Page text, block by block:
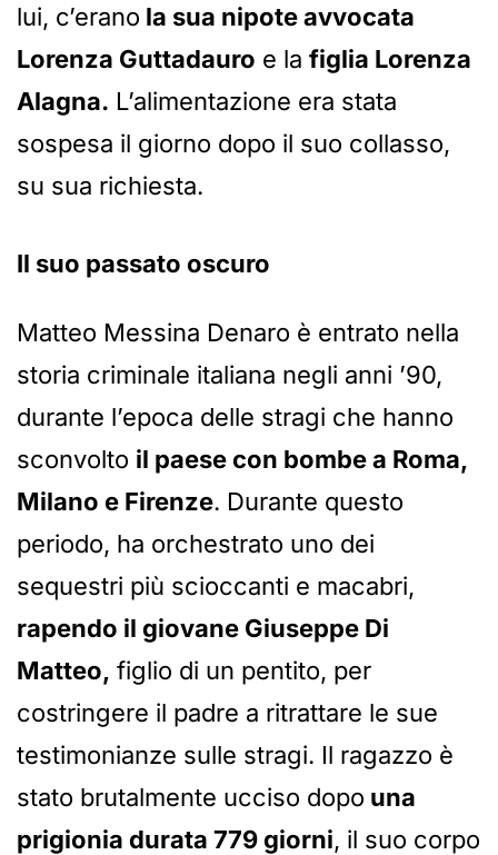
lui, c’erano la sua nipote avvocata
Lorenza Guttadauro e la figlia Lorenza
Alagna. L’alimentazione era stata
sospesa il giorno dopo il suo collasso,
su sua richiesta.
Il suo passato oscuro
Matteo Messina Denaro è entrato nella
storia criminale italiana negli anni ’90,
durante l’epoca delle stragi che hanno
sconvolto il paese con bombe a Roma,
Milano e Firenze. Durante questo
periodo, ha orchestrato uno dei
sequestri più scioccanti e macabri,
rapendo il giovane Giuseppe Di
Matteo, figlio di un pentito, per
costringere il padre a ritrattare le sue
testimonianze sulle stragi. Il ragazzo è
stato brutalmente ucciso dopo una
prigionia durata 779 giorni, il suo corpo